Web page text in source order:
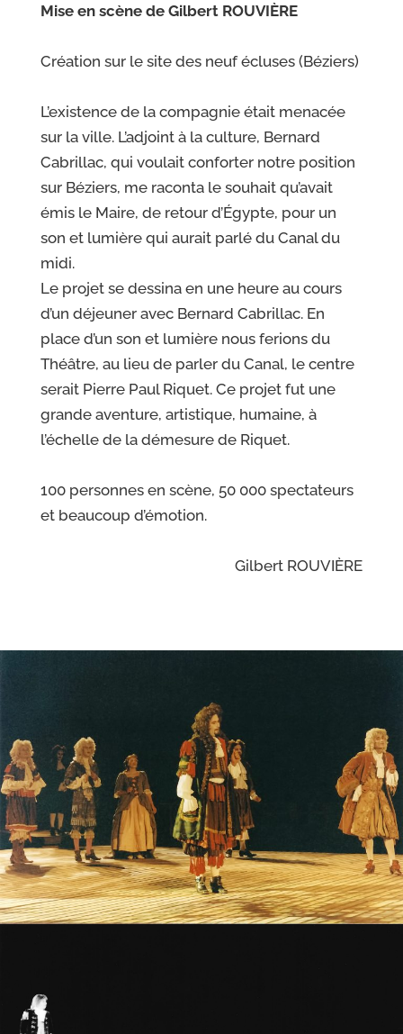
Mise en scène de Gilbert ROUVIÈRE
Création sur le site des neuf écluses (Béziers)
L’existence de la compagnie était menacée
sur la ville. L’adjoint à la culture, Bernard
Cabrillac, qui voulait conforter notre position
sur Béziers, me raconta le souhait qu’avait
émis le Maire, de retour d’Égypte, pour un
son et lumière qui aurait parlé du Canal du
midi.
Le projet se dessina en une heure au cours
d’un déjeuner avec Bernard Cabrillac. En
place d’un son et lumière nous ferions du
Théâtre, au lieu de parler du Canal, le centre
serait Pierre Paul Riquet. Ce projet fut une
grande aventure, artistique, humaine, à
l’échelle de la démesure de Riquet.
100 personnes en scène, 50 000 spectateurs
et beaucoup d’émotion.
Gilbert ROUVIÈRE